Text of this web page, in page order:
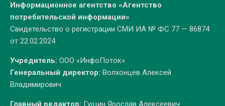
Информационное агентство «Агентство
потребительской информации»
Свидетельство о регистрации СМИ ИА № ФС 77 — 86874
от 22.02.2024
Учредитель: ООО «ИнфоПоток»
Генеральный директор: Волхонцев Алексей
Владимирович